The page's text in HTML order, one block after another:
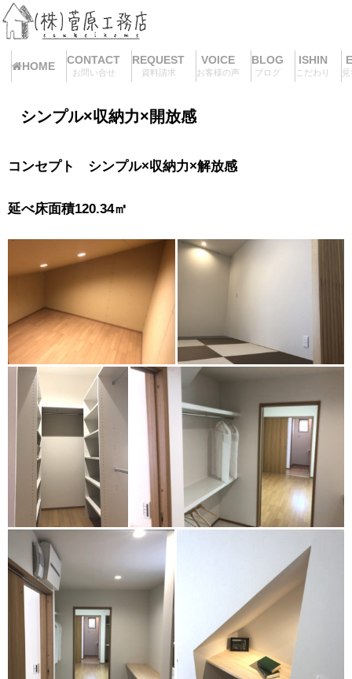
HOME CONTACT
お問い合せ
REQUEST
資料請求
VOICE
お客様の声
BLOG
ブログ
ISHIN
こだわり
シンプル×収納力×開放感
コンセプト シンプル×収納力×解放感
延べ床面積120.34㎡